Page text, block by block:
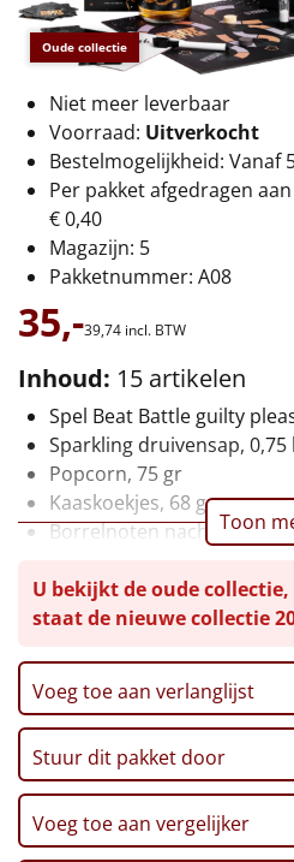
€100 en hoger
Alle kerstpakketten 2026
Thema
Origineel
Rituals
Luxe
Mannen
Vrouwen
Duurzaam
Goedkope
Uniek
Alle thema's
Artikel
Hitster NIEUW
Oude collectie
Niet meer leverbaar
Voorraad: Uitverkocht
Bestelmogelijkheid: Vanaf
Per pakket afgedragen
€ 0,40
Magazijn: 5
Pakketnummer: A08
35,-39,74 incl. BTW
Inhoud: 15 artikelen
Spel Beat Battle guilty
Sparkling druivensap,
Popcorn, 75 gr
Kaaskoekjes, 68 gr
Borrelnoten nacho
Nougat, 100 gr
Ribbelchips, 90 gr
Marshmallows, 150 gr
Toast, 100 gr
Kerst/Nieuwjaars kaart met
Verpakt in een feestelijke
cm
Toon
U bekijkt de oude
staat de nieuwe collectie
Voeg toe aan verlanglijst
Stuur dit pakket door
Voeg toe aan vergelijker